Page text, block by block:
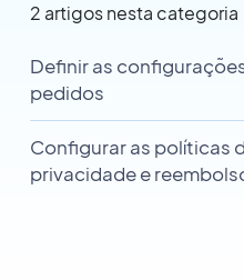
2 artigos nesta categoria
Definir as
pedidos
Configurar as políticas
privacidade e